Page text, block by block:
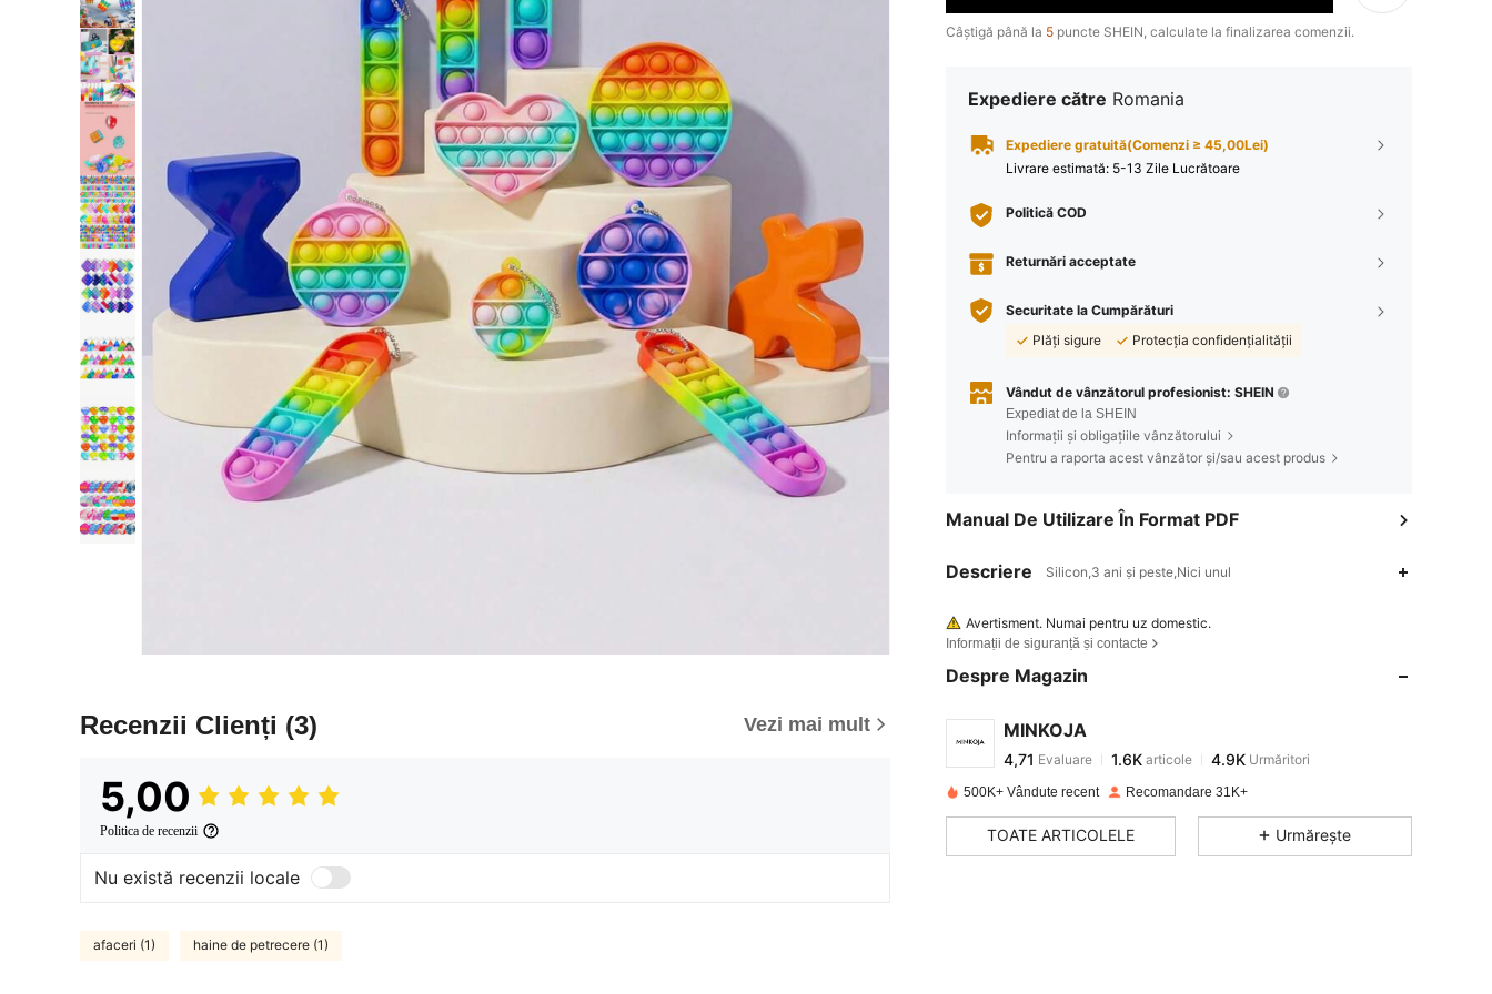
Recenzii Clienți (3) Vezi mai mult
5,00
Politica de recenzii
Nu există recenzii locale
afaceri (1) haine de petrecere (1)
Câștigă până la 5 puncte SHEIN, calculate la finalizarea comenzii.
Expediere către Romania
Expediere gratuită(Comenzi ≥ 45,00Lei)
Livrare estimată: 5-13 Zile Lucrătoare
Politică COD
Returnări acceptate
Securitate la Cumpărături
Plăți sigure
Protecția confidențialității
Vândut de vânzătorul profesionist: SHEIN
Expediat de la SHEIN
Informații și obligațiile vânzătorului
Pentru a raporta acest vânzător și/sau acest produs
Manual De Utilizare În Format PDF
Descriere Silicon,3 ani și peste,Nici unul
Avertisment. Numai pentru uz domestic.
Informații de siguranță și contacte
Despre Magazin
MINKOJA
4,71 1.6K
4,71
4,71 Evaluare 1.6K articole 4.9K Urmăritori
s***aa plătitîn urmă cu 1 zi
4,71 1.6K 4.9K
500K+ Vândute recent Recomandare 31K+
TOATE ARTICOLELE Urmărește